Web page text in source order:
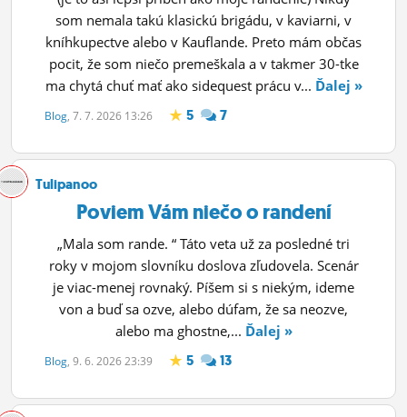
STATUSY
BLOGY
OBRÁZKY
NASTAVENIA
ROLETA
som nemala takú klasickú brigádu, v kaviarni, v
kníhkupectve alebo v Kauflande. Preto mám občas
pocit, že som niečo premeškala a v takmer 30-tke
ma chytá chuť mať ako sidequest prácu v... Ďalej »
Blog, 7. 7. 2026 13:26 5 7
Tulipanoo
Poviem Vám niečo o randení
„Mala som rande. “ Táto veta už za posledné tri
roky v mojom slovníku doslova zľudovela. Scenár
je viac-menej rovnaký. Píšem si s niekým, ideme
von a buď sa ozve, alebo dúfam, že sa neozve,
alebo ma ghostne,... Ďalej »
Blog, 9. 6. 2026 23:39 5 13